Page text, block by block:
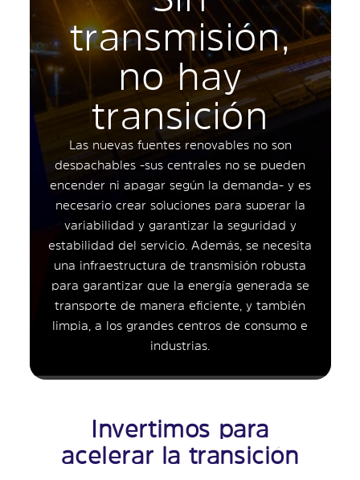
transmisión,
no hay
transición
Las nuevas fuentes renovables no son
despachables -sus centrales no se pueden
encender ni apagar según la demanda- y es
necesario crear soluciones para superar la
variabilidad y garantizar la seguridad y
estabilidad del servicio. Además, se necesita
una infraestructura de transmisión robusta
para garantizar que la energía generada se
transporte de manera eficiente, y también
limpia, a los grandes centros de consumo e
industrias.
Invertimos para
acelerar la transición